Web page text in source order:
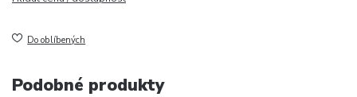
Do oblíbených
Podobné produkty